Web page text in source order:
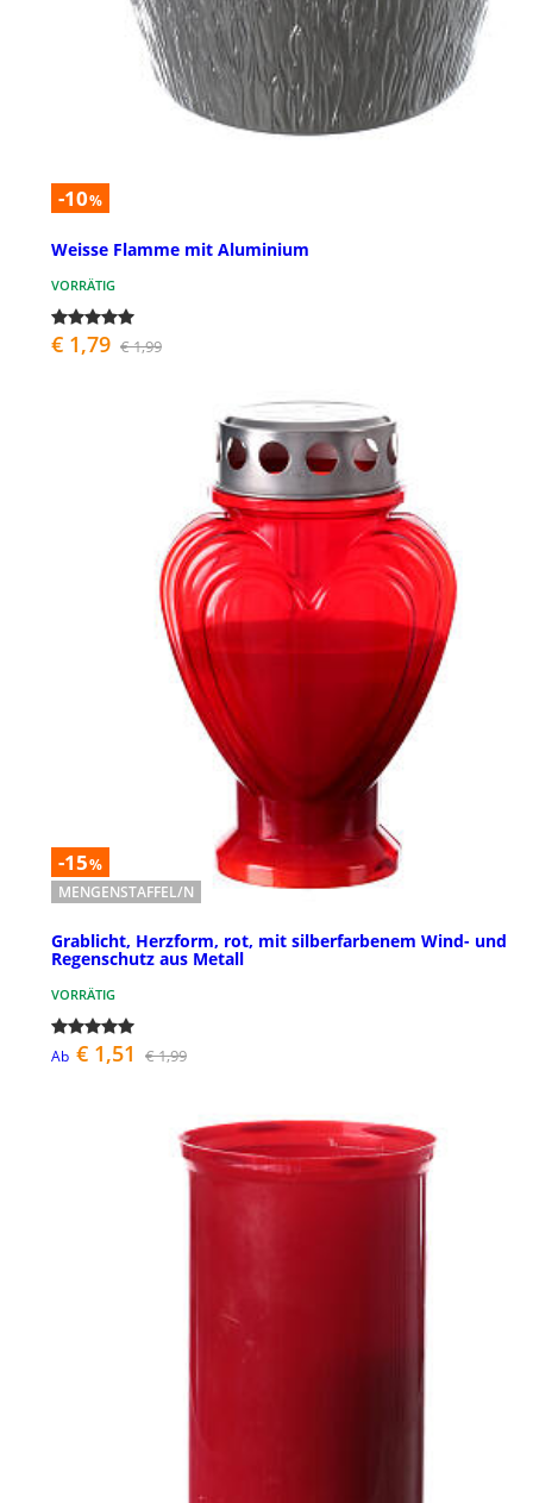
-10%
Weisse Flamme mit Aluminium
VORRÄTIG
€ 1,79 € 1,99
-15%
MENGENSTAFFEL/N
Grablicht, Herzform, rot, mit silberfarbenem Wind- und
Regenschutz aus Metall
VORRÄTIG
Ab € 1,51 € 1,99